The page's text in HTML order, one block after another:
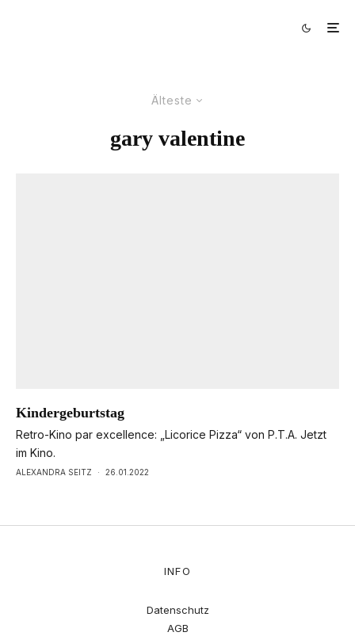
Älteste
gary valentine
Kindergeburtstag
Retro-Kino par excellence: „Licorice Pizza“ von P.T.A. Jetzt
im Kino.
ALEXANDRA SEITZ · 26.01.2022
INFO
Datenschutz
AGB